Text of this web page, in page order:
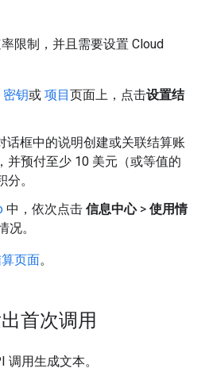
限制，并且需要设置 Cloud
密钥或 项目页面上，点击设置结
话框中的说明创建或关联结算账
并预付至少 10 美元（或等值的
。
中，依次点击 信息中心> 使用情
况。
页面。
首次调用
调用生成文本。